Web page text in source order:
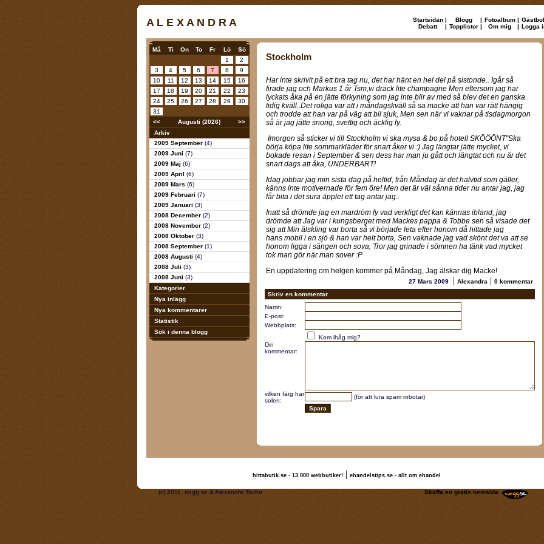
A L E X A N D R A Startsidan | Blogg | Fotoalbum |
Debatt
| Topplistor | Om mig | Logga
Må Ti On To Fr Lö
Sö
1
2
3
4 5 6 7 8
9
10
11 12 13 14 15
16
17
18 19 20 21 22
23
24
25 26 27 28 29
30
31
<<
Augusti (2026)
>>
Arkiv
2009 September (4)
2009 Juni (7)
2009 Maj (6)
2009 April (6)
2009 Mars (6)
2009 Februari (7)
2009 Januari (3)
2008 December (2)
2008 November (2)
2008 Oktober (3)
2008 September (1)
2008 Augusti (4)
2008 Juli (3)
2008 Juni (3)
Kategorier
Nya inlägg
Nya kommentarer
Statistik
Sök i denna blogg
Stockholm
Har inte skrivit på ett bra tag nu, det har hänt en hel del på sistonde.. Igår så
firade jag och Markus 1 år Tsm,vi drack lite champagne Men eftersom jag har
lyckats åka på en jätte förkyning som jag inte blir av med så blev det en ganska
tidig kväll..Det roliga var att i måndagskväll så sa macke att han var rätt hängig
och trodde att han var på väg att bil sjuk, Men sen när vi vaknar på tisdagmorgon
så är jag jätte snorig, svettig och äcklig fy.
Imorgon så sticker vi till Stockholm vi ska mysa & bo på hotell SKÖÖÖNT"Ska
börja köpa lite sommarkläder för snart åker vi :) Jag längtar jätte mycket, vi
bokade resan i September & sen dess har man ju gått och längtat och nu är det
snart dags att åka, UNDERBART!
Idag jobbar jag min sista dag på heltid, från Måndag är det halvtid som gäller,
känns inte motivernade för fem öre! Men det är väl sånna tider nu antar jag, jag
får bita i det sura äpplet ett tag antar jag..
Inatt så drömde jag en mardröm fy vad verkligt det kan kännas ibland, jag
drömde att Jag var i kungsberget med Mackes pappa & Tobbe sen så visade det
sig att Min älskling var borta så vi började leta efter honom då hittade jag
hans mobil i en sjö & han var helt borta, Sen vaknade jag vad skönt det va att se
honom ligga i sängen och sova, Tror jag grinade i sömnen ha tänk vad mycket
tok man gör när man sover :P
En uppdatering om helgen kommer på Måndag, Jag älskar dig Macke!
27 Mars 2009 | Alexandra | 0 kommentar
Skriv en kommentar
Namn:
E-post:
Webbplats:
Kom ihåg mig?
Din
kommentar:
vilken färg har
solen:
(för att lura spam robotar)
hittabutik.se - 13.000 webbutiker!| ehandelstips.se - allt om ehandel
(c) 2011, nogg.se & Alexandra Tache Skaffa en gratis hemsida